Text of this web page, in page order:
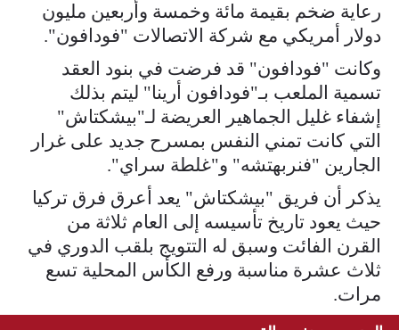
رعاية ضخم بقيمة مائة وخمسة وأربعين مليون
دولار أمريكي مع شركة الاتصالات "فودافون".
وكانت "فودافون" قد فرضت في بنود العقد
تسمية الملعب بـ"فودافون أرينا" ليتم بذلك
إشفاء غليل الجماهير العريضة لـ"بيشكتاش"
التي كانت تمني النفس بمسرح جديد على غرار
الجارين "فنربهتشه" و"غلطة سراي".
يذكر أن فريق "بيشكتاش" يعد أعرق فرق تركيا
حيث يعود تاريخ تأسيسه إلى العام ثلاثة من
القرن الفائت وسبق له التتويج بلقب الدوري في
ثلاث عشرة مناسبة ورفع الكأس المحلية تسع
مرات.